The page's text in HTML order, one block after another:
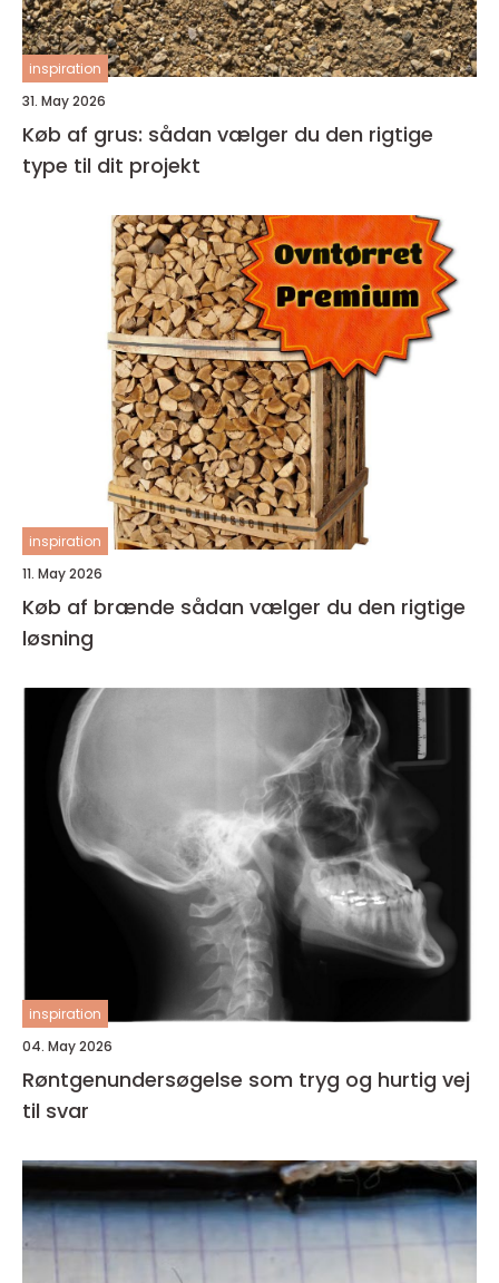
inspiration
31. May 2026
Køb af grus: sådan vælger du den rigtige
type til dit projekt
inspiration
11. May 2026
Køb af brænde sådan vælger du den rigtige
løsning
inspiration
04. May 2026
Røntgenundersøgelse som tryg og hurtig vej
til svar